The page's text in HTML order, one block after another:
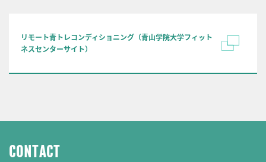
​リモート青トレコンディショニング（青山学院大学フィット
ネスセンターサイト）
CONTACT